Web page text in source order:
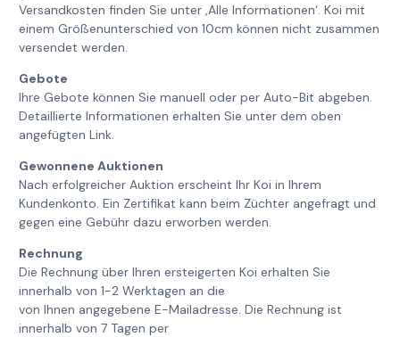
Versandkosten finden Sie unter ‚Alle Informationen‘. Koi mit
einem Größenunterschied von 10cm können nicht zusammen
versendet werden.
Gebote
Ihre Gebote können Sie manuell oder per Auto-Bit abgeben.
Detaillierte Informationen erhalten Sie unter dem oben
angefügten Link.
Gewonnene Auktionen
Nach erfolgreicher Auktion erscheint Ihr Koi in Ihrem
Kundenkonto. Ein Zertifikat kann beim Züchter angefragt und
gegen eine Gebühr dazu erworben werden.
Rechnung
Die Rechnung über Ihren ersteigerten Koi erhalten Sie
innerhalb von 1-2 Werktagen an die
von Ihnen angegebene E-Mailadresse. Die Rechnung ist
innerhalb von 7 Tagen per